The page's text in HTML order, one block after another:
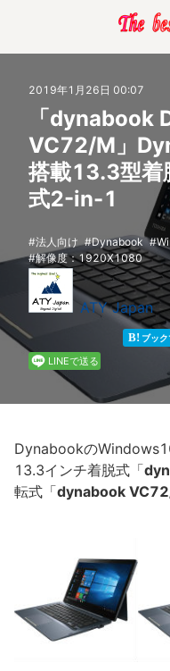
活
主
2019年1月26日 00:07
「dynabook
VC72/M」
搭載13.3型着
式2-in-1
法人向け Dynabook
解像度：1920X1080
ATY Japan
B! ブッ
LINEで送る
Dynabookの
13.3インチ着脱式「
転式「dynabook